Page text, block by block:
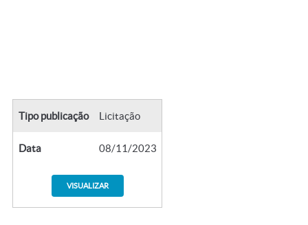
Tipo publicação Licitação
Data 08/11/2023
VISUALIZAR